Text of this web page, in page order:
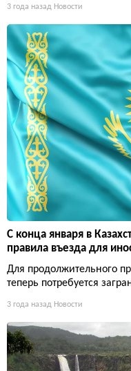
3 года назад Новости
С конца января в
правила въезда для
Для продолжительного
теперь потребуется
3 года назад Новости